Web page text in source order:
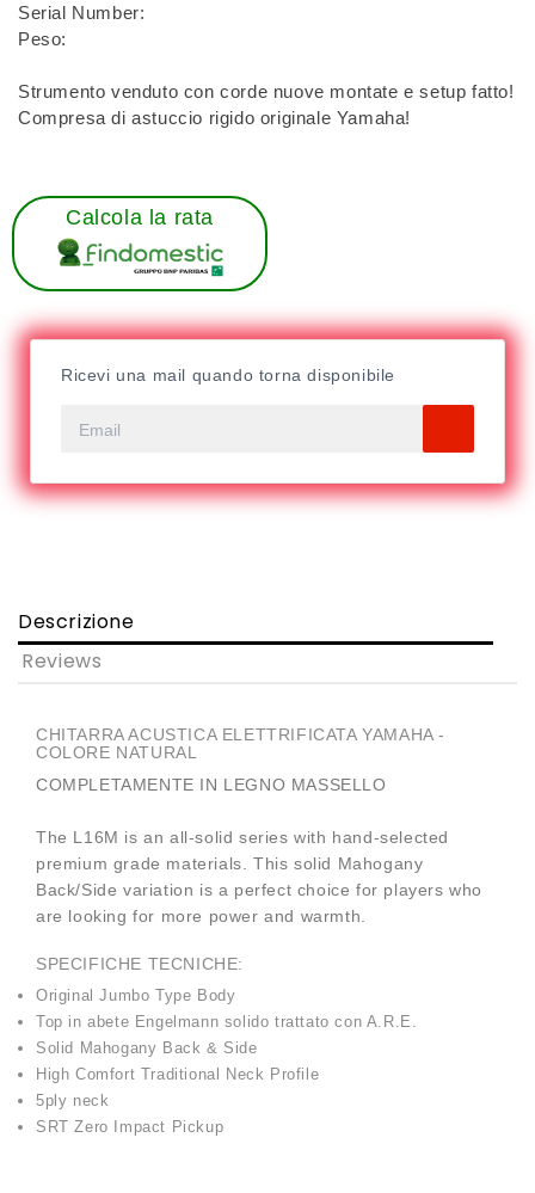
Serial Number:
Peso:
Strumento venduto con corde nuove montate e setup fatto!
Compresa di astuccio rigido originale Yamaha!
Calcola la rata
Ricevi una mail quando torna disponibile
Descrizione
Reviews
CHITARRA ACUSTICA ELETTRIFICATA YAMAHA -
COLORE NATURAL
COMPLETAMENTE IN LEGNO MASSELLO
The L16M is an all-solid series with hand-selected
premium grade materials. This solid Mahogany
Back/Side variation is a perfect choice for players who
are looking for more power and warmth.
SPECIFICHE TECNICHE:
Original Jumbo Type Body
Top in abete Engelmann solido trattato con A.R.E.
Solid Mahogany Back & Side
High Comfort Traditional Neck Profile
5ply neck
SRT Zero Impact Pickup